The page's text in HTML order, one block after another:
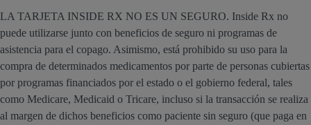
LA TARJETA INSIDE RX NO ES UN SEGURO. Inside Rx no
puede utilizarse junto con beneficios de seguro ni programas de
asistencia para el copago. Asimismo, está prohibido su uso para la
compra de determinados medicamentos por parte de personas cubiertas
por programas financiados por el estado o el gobierno federal, tales
como Medicare, Medicaid o Tricare, incluso si la transacción se realiza
al margen de dichos beneficios como paciente sin seguro (que paga en